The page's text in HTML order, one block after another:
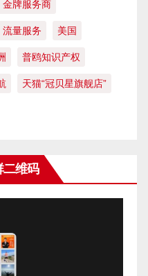
金牌服务商
流量服务 美国
普鸥知识产权
天猫“冠贝星旗舰店”
二维码